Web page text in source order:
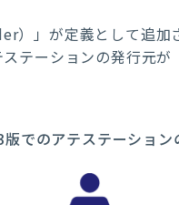
）」が定義として追
テーションの発行元が
でのアテステーショ